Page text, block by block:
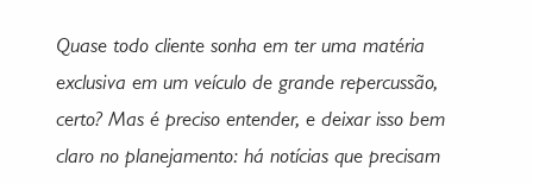
Quase todo cliente sonha em ter uma matéria
exclusiva em um veículo de grande repercussão,
certo? Mas é preciso entender, e deixar isso bem
claro no planejamento: há notícias que precisam